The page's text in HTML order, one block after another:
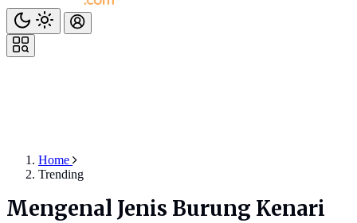
Home
Trending
Mengenal Jenis Burung Kenari